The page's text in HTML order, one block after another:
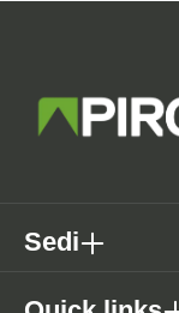
Sedi